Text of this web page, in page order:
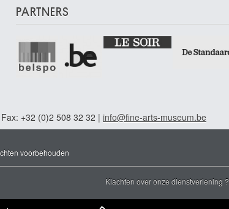
PARTNERS
+32 (0)2 508 32 32 | info@fine-arts-museum.be
voorbehouden
Klachten over onze dienstverlening ?